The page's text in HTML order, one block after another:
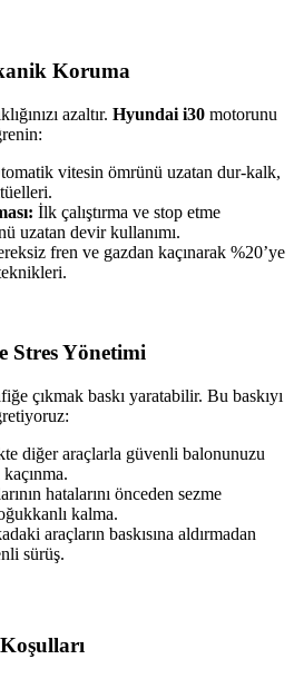
Koruma
azaltır. Hyundai i30 motorunu
vitesin ömrünü uzatan dur-kalk,
İlk çalıştırma ve stop etme
uzatan devir kullanımı.
fren ve gazdan kaçınarak %20’ye
Stres Yönetimi
çıkmak baskı yaratabilir. Bu baskıyı
diğer araçlarla güvenli balonunuzu
hatalarını önceden sezme
kalma.
araçların baskısına aldırmadan
sürüş.